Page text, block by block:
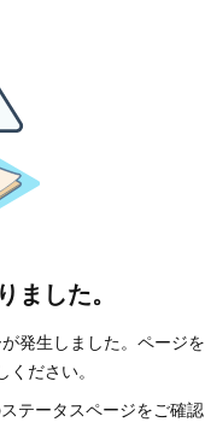
ました。
発生しました。ページを
ださい。
テータスページをご確認